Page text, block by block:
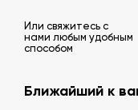
Или свяжитесь c
нами любым удобным
способом
Ближайший к